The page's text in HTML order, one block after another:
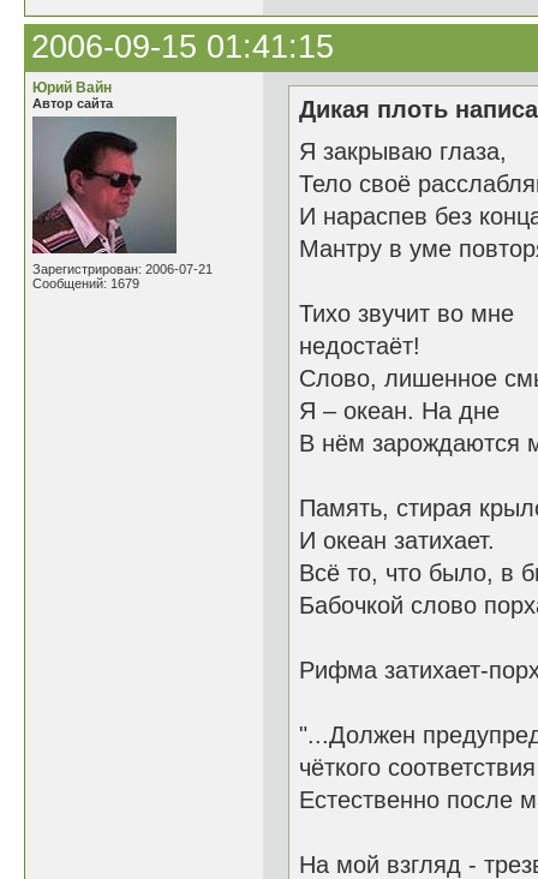
2006-09-15 01:41:15
Юрий Вайн
Автор сайта
Зарегистрирован: 2006-07-21
Сообщений: 1679
Дикая плоть
Я закрываю глаза,
Тело своё
И нараспев без
Мантру в уме
Тихо звучит во
недостаёт!
Слово, лишенное
Я – океан. На дне
В нём зарождаются
Память, стирая
И океан затихает.
Всё то, что было, в
Бабочкой слово
Рифма затихает-
"...Должен
чёткого
Естественно после
На мой взгляд -